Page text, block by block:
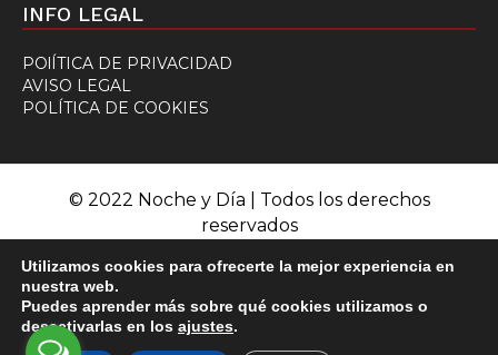
INFO LEGAL
POlÍTICA DE PRIVACIDAD
AVISO LEGAL
POLÍTICA DE COOKIES
© 2022 Noche y Día | Todos los derechos
reservados
Utilizamos cookies para ofrecerte la mejor experiencia en
nuestra web.
Puedes aprender más sobre qué cookies utilizamos o
desactivarlas en los ajustes.